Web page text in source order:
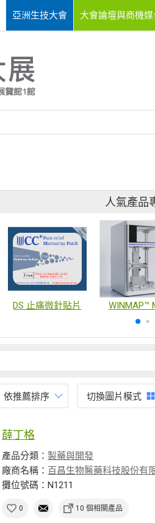
亞洲生技大會 大會論壇與商機
人氣產品
DS 止痛微針貼片 WINMAP™
依推薦排序 切換圖片模式
薛丁格
產品分類：製藥與開發
廠商名稱： 百昌生物醫藥科技股份有
攤位號碼：N1211
0 10 個相關產品